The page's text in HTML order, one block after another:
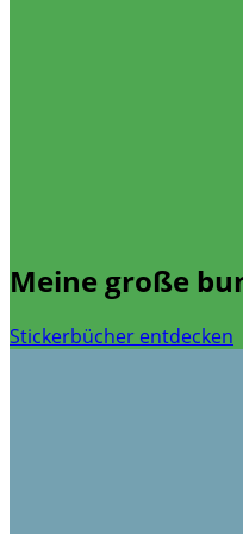
Meine große
Stickerbücher entdecken